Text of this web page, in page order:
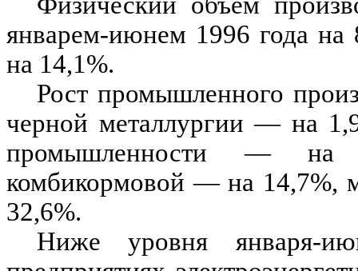
январем-июнем 1996 года на
на 14,1%.
Рост промышленного
черной металлургии — на
промышленности — на
комбикормовой — на 14,7%,
32,6%.
Ниже уровня января-